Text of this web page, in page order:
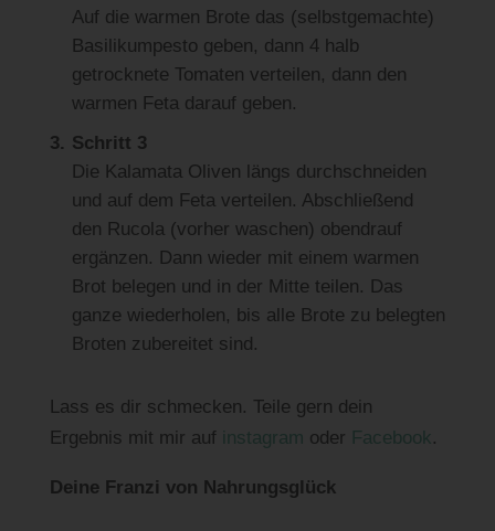
Auf die warmen Brote das (selbstgemachte)
Basilikumpesto geben, dann 4 halb
getrocknete Tomaten verteilen, dann den
warmen Feta darauf geben.
Schritt 3
Die Kalamata Oliven längs durchschneiden
und auf dem Feta verteilen. Abschließend
den Rucola (vorher waschen) obendrauf
ergänzen. Dann wieder mit einem warmen
Brot belegen und in der Mitte teilen. Das
ganze wiederholen, bis alle Brote zu belegten
Broten zubereitet sind.
Lass es dir schmecken. Teile gern dein
Ergebnis mit mir auf instagram oder Facebook .
Deine Franzi von Nahrungsglück